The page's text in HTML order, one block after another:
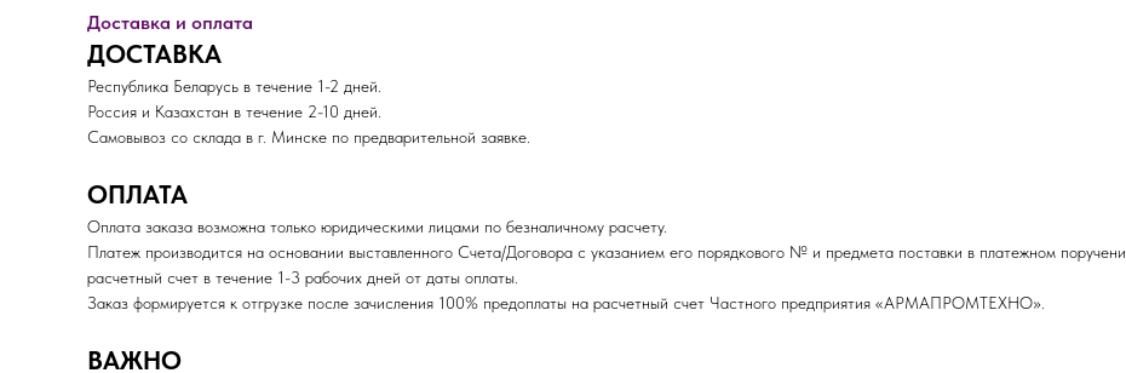
Доставка и оплата
ДОСТАВКА
Республика Беларусь в течение 1-2 дней.
Россия и Казахстан в течение 2-10 дней.
Самовывоз со склада в г. Минске по предварительной заявке.
ОПЛАТА
Оплата заказа возможна только юридическими лицами по безналичному расчету.
Платеж производится на основании выставленного Счета/Договора с указанием его порядкового № и предмета поставки в платежном
расчетный счет в течение 1-3 рабочих дней от даты оплаты.
Заказ формируется к отгрузке после зачисления 100% предоплаты на расчетный счет Частного предприятия «АРМАПРОМТЕХНО».
ВАЖНО